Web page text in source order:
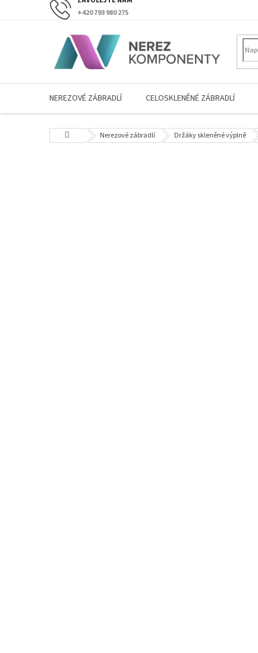
+420 793 980 275
NEREZOVÉ ZÁBRADLÍ CELOSKLENĚNÉ ZÁBRADLÍ
Domů Nerezové zábradlí Držáky skleněné výplně